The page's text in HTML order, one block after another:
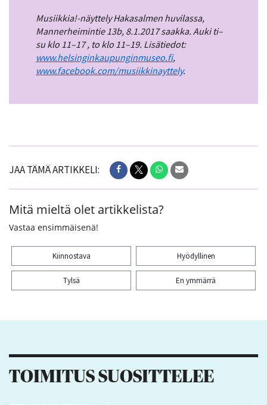
Musiikkia!-näyttely Hakasalmen huvilassa,
Mannerheimintie 13b, 8.1.2017 saakka. Auki ti–
su klo 11–17 , to klo 11–19. Lisätiedot:
www.helsinginkaupunginmuseo.fi,
www.facebook.com/musiikkinayttely.
JAA TÄMÄ ARTIKKELI:
Mitä mieltä olet artikkelista?
Vastaa ensimmäisenä!
Kiinnostava Hyödyllinen
Tylsä En ymmärrä
TOIMITUS SUOSITTELEE